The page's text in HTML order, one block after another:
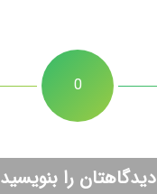
0
دیدگاهتان را بنویسید